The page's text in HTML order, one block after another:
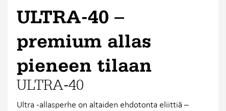
ULTRA-40 –
premium allas
pieneen tilaan
ULTRA-40
Ultra -allasperhe on altaiden ehdotonta eliittiä –